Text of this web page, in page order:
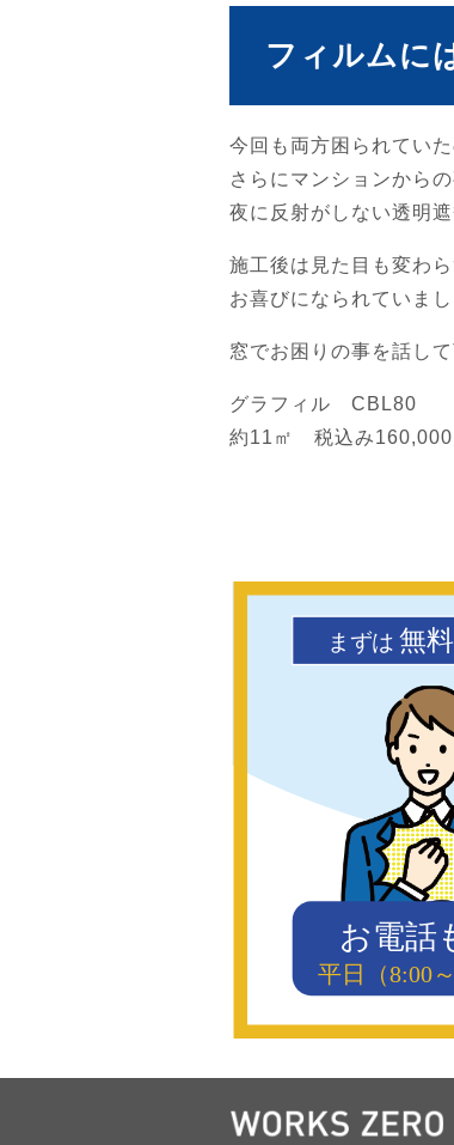
フィルムに
今回も両方困られてい
さらにマンションから
夜に反射がしない透明
施工後は見た目も変わ
お喜びになられていまし
窓でお困りの事を話し
グラフィル CBL80
約11㎡ 税込み160,000
まずは 無
お電話
平日（8:00